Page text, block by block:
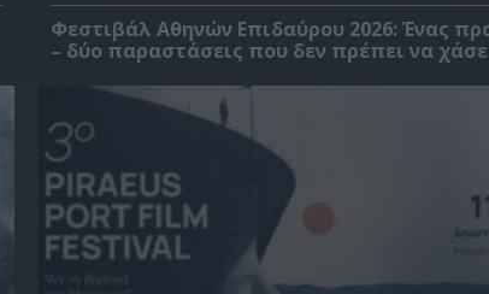
Φεστιβάλ Αθηνών Επιδαύρου 2026: Ένας
– δύο παραστάσεις που δεν πρέπει να